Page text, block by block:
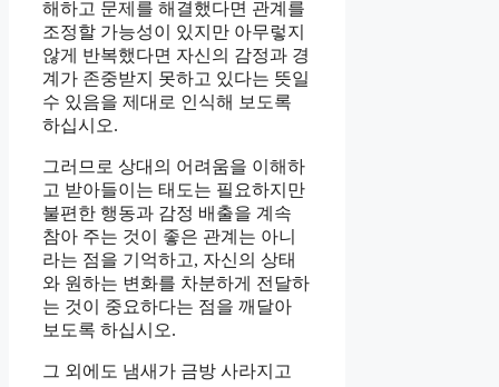
해하고 문제를 해결했다면 관계를
조정할 가능성이 있지만 아무렇지
않게 반복했다면 자신의 감정과 경
계가 존중받지 못하고 있다는 뜻일
수 있음을 제대로 인식해 보도록
하십시오.
그러므로 상대의 어려움을 이해하
고 받아들이는 태도는 필요하지만
불편한 행동과 감정 배출을 계속
참아 주는 것이 좋은 관계는 아니
라는 점을 기억하고, 자신의 상태
와 원하는 변화를 차분하게 전달하
는 것이 중요하다는 점을 깨달아
보도록 하십시오.
그 외에도 냄새가 금방 사라지고